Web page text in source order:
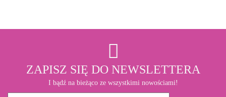
ZAPISZ SIĘ DO NEWSLETTERA
I bądź na bieżąco ze wszystkimi nowościami!